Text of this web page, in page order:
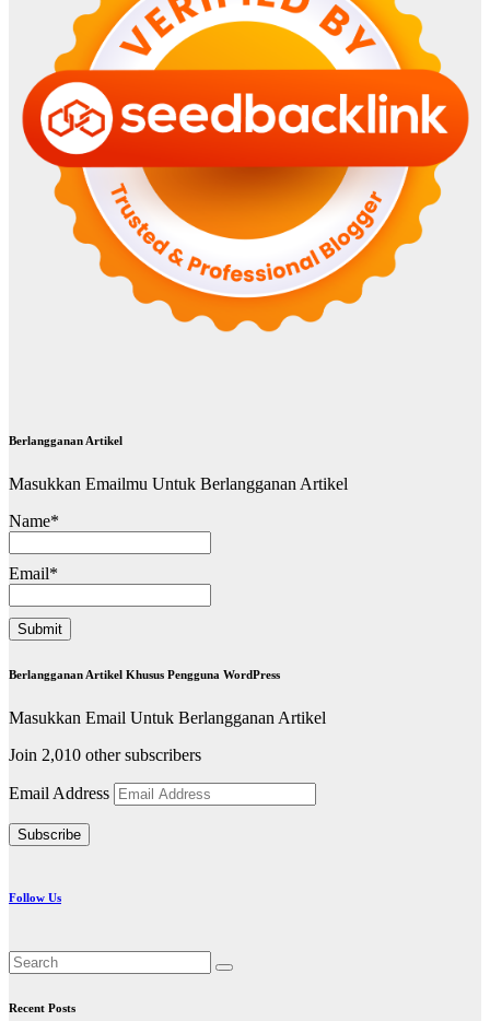
Berlangganan Artikel
Masukkan Emailmu Untuk Berlangganan Artikel
Name*
Email*
Berlangganan Artikel Khusus Pengguna WordPress
Masukkan Email Untuk Berlangganan Artikel
Join 2,010 other subscribers
Email Address
Subscribe
Follow Us
Recent Posts